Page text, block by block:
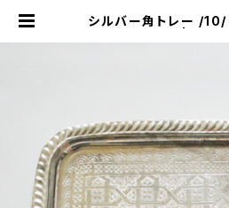
シルバー角トレー /